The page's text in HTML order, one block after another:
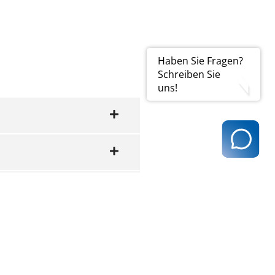
Haben Sie Fragen?
Schreiben Sie
uns!